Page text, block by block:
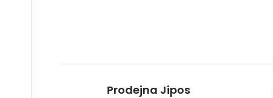
Prodejna Jipos